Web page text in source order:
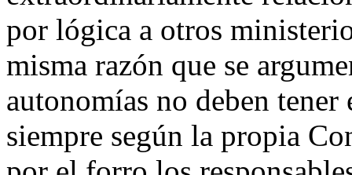
por lógica a otros
misma razón que se
autonomías no deben tener
siempre según la propia